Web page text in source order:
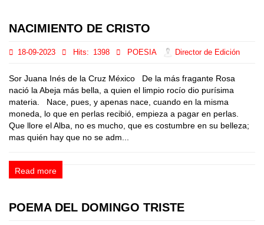
NACIMIENTO DE CRISTO
18-09-2023 Hits: 1398 POESIA Director de Edición
Sor Juana Inés de la Cruz México De la más fragante Rosa
nació la Abeja más bella, a quien el limpio rocío dio purísima
materia. Nace, pues, y apenas nace, cuando en la misma
moneda, lo que en perlas recibió, empieza a pagar en perlas.
Que llore el Alba, no es mucho, que es costumbre en su belleza;
mas quién hay que no se adm...
Read more
POEMA DEL DOMINGO TRISTE